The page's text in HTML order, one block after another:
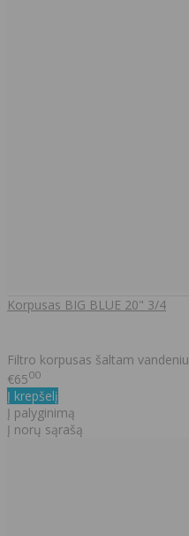
Korpusas BIG BLUE 20" 3/4
Filtro korpusas šaltam
€6500
Į krepšelį
Į palyginimą
Į norų sąrašą